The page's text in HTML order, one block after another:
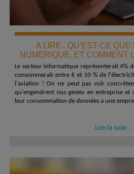
A LIRE.. QU’EST-CE QUE
NUMERIQUE, ET COMMENT
Le secteur informatique représenterait 4%
consommerait entre 6 et 10 % de
l'aviation ! On ne peut pas voir
qu'engendrent nos gestes en entreprise
leur consommation de données a une
Lire la suite...